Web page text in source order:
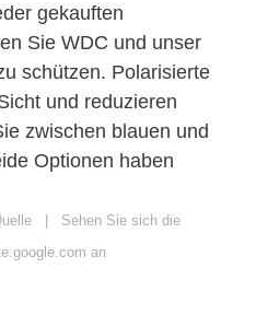
gekauften
Sie WDC und unser
schützen. Polarisierte
und reduzieren
zwischen blauen und
Optionen haben
| Sehen Sie sich die
an